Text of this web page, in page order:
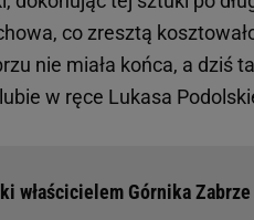
co zresztą
nie miała końca, a dziś
w ręce Lukasa
właścicielem Górnika Zabrze